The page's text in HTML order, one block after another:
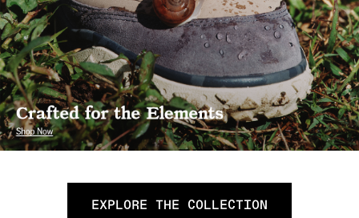
EXPLORE THE COLLECTION